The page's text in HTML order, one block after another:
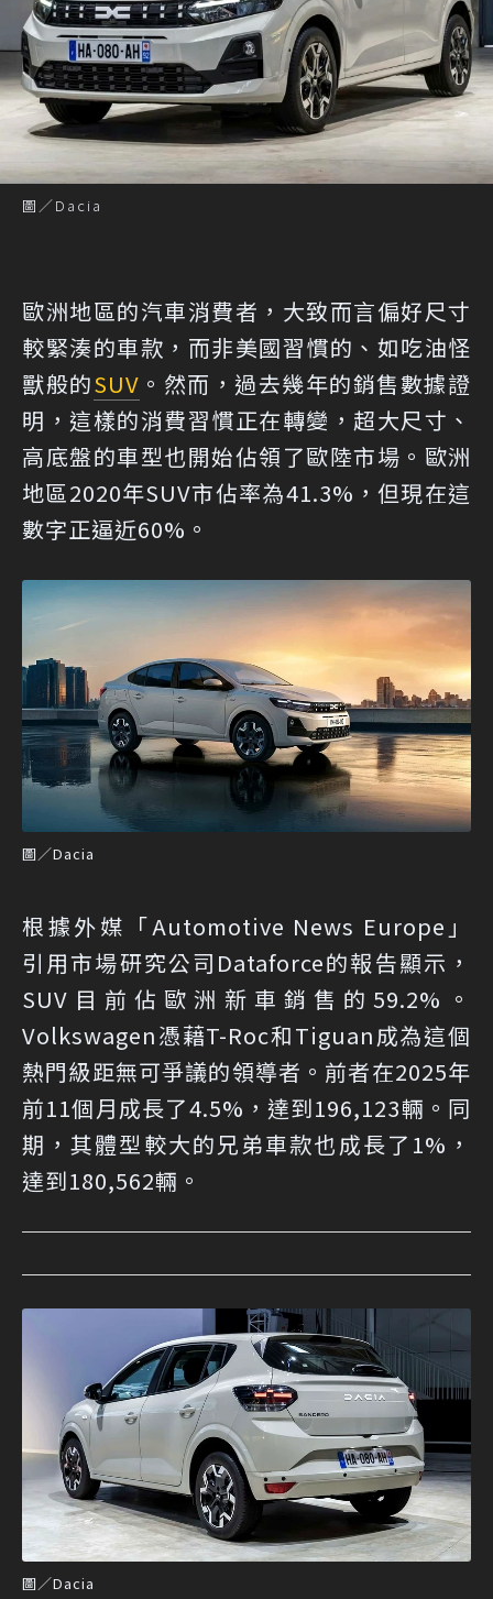
圖／Dacia
歐洲地區的汽車消費者，大致而言偏好尺寸
較緊湊的車款，而非美國習慣的、如吃油怪
獸般的SUV 。然而，過去幾年的銷售數據證
明，這樣的消費習慣正在轉變，超大尺寸、
高底盤的車型也開始佔領了歐陸市場。歐洲
地區2020年SUV市佔率為41.3%，但現在這
數字正逼近60%。
圖／Dacia
根據外媒「Automotive News Europe」
引用市場研究公司Dataforce的報告顯示，
SUV目前佔歐洲新車銷售的59.2%。
Volkswagen憑藉T-Roc和Tiguan成為這個
熱門級距無可爭議的領導者。前者在2025年
前11個月成長了4.5%，達到196,123輛。同
期，其體型較大的兄弟車款也成長了1%，
達到180,562輛。
圖／Dacia